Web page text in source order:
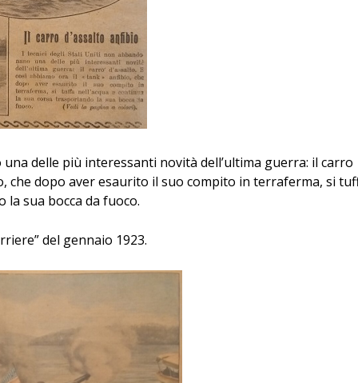
delle più interessanti novità dell’ultima guerra: il carro
che dopo aver esaurito il suo compito in terraferma, si
la sua bocca da fuoco.
del gennaio 1923.